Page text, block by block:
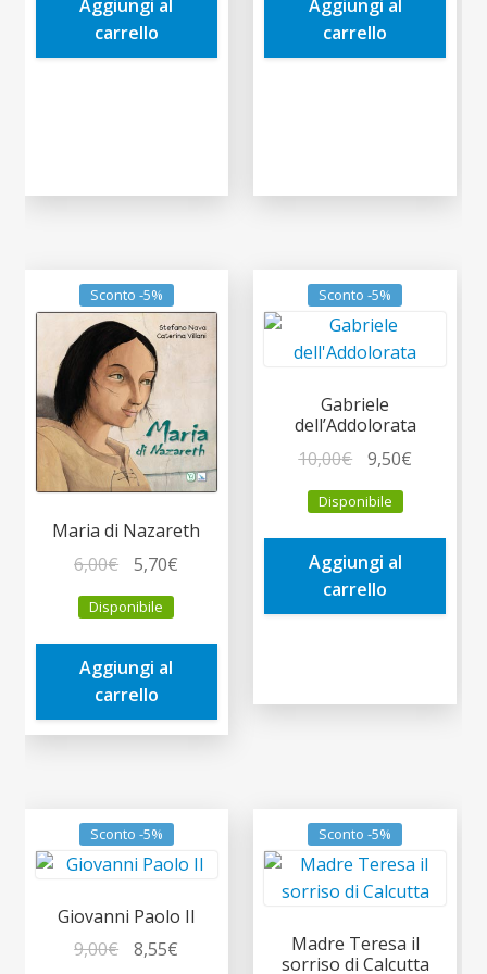
2,50€.
Aggiungi al
carrello
2,50€.
Aggiungi al
carrello
Sconto -5%
Maria di Nazareth
6,00€
prezzo
originale
era:
6,00€.
5,70€
è:
Disponibile
Aggiungi al
carrello
Sconto -5%
Gabriele
dell’Addolorata
10,00€
prezzo
originale
era:
10,00€.
9,50€
è:
Disponibile
Aggiungi al
carrello
Sconto -5%
Giovanni Paolo II
9,00€ 8,55€
Sconto -5%
Madre Teresa il
sorriso di Calcutta